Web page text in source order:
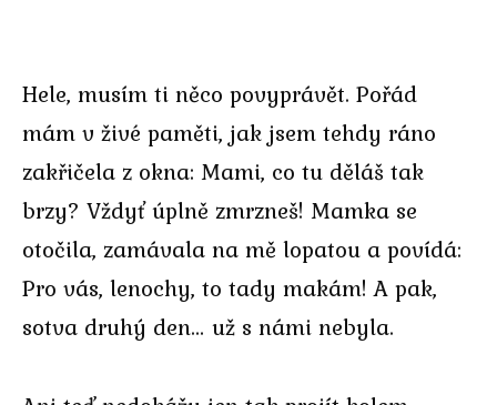
Hele, musím ti něco povyprávět. Pořád
mám v živé paměti, jak jsem tehdy ráno
zakřičela z okna: Mami, co tu děláš tak
brzy? Vždyť úplně zmrzneš! Mamka se
otočila, zamávala na mě lopatou a povídá:
Pro vás, lenochy, to tady makám! A pak,
sotva druhý den… už s námi nebyla.